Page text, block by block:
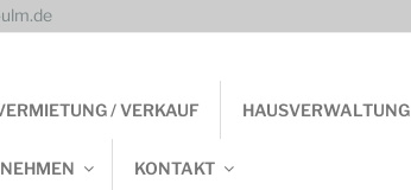
/ VERKAUF HAUSVERWALTUNG
KONTAKT